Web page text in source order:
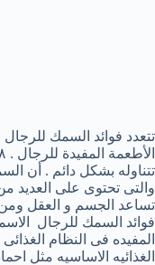
تتعدد فوائد السمك
تتناوله بشكل دائم . أن
والتى تحتوى على العديد من
تساعد الجسم و العقل
فوائد السمك للرجال
المفيده فى النظام